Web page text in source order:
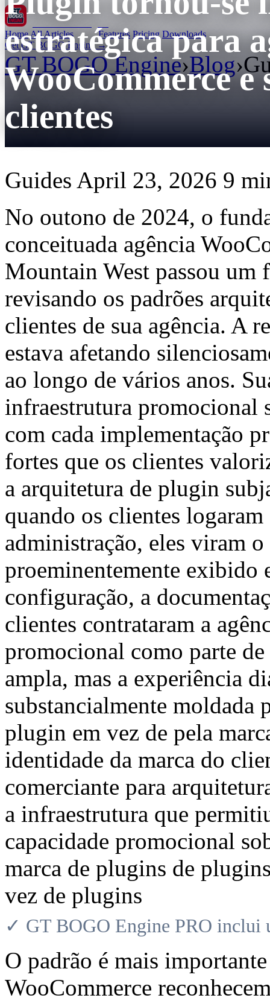
GT BOGO
HomeAll Articles Features Pricing Downloads
Get GT BOGO Engine →
GT BOGO Engine›Blog›
estratégica para
WooCommerce e
clientes
Guides April 23, 2026 9
No outono de 2024, o
conceituada agência
Mountain West passou um
revisando os padrões
clientes de sua agência. A
estava afetando
ao longo de vários anos.
infraestrutura promocional
com cada implementação
fortes que os clientes
a arquitetura de plugin
quando os clientes logaram
administração, eles viram
proeminentemente exibido
configuração, a
clientes contrataram a
promocional como parte
ampla, mas a experiência
substancialmente moldada
plugin em vez de pela
identidade da marca do
comerciante para
a infraestrutura que
capacidade promocional
marca de plugins de
vez de plugins
✓ GT BOGO Engine PRO inclui
O padrão é mais
WooCommerce